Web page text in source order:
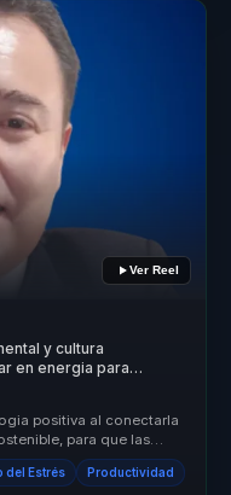
Ver Reel
y cultura
en energia para
positiva al conectarla
para que las
del Estrés Productividad